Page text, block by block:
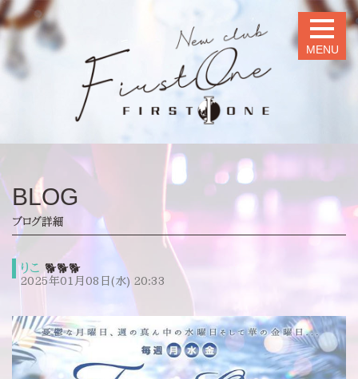
MENU
BLOG
ブログ詳細
りこ 🐕🐕🐕
2025年01月08日(水) 20:33